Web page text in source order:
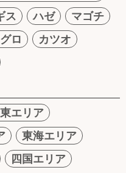
ス ハゼ
マゴチ
ロ
カツオ
エリア
東海エリア
四国エリア